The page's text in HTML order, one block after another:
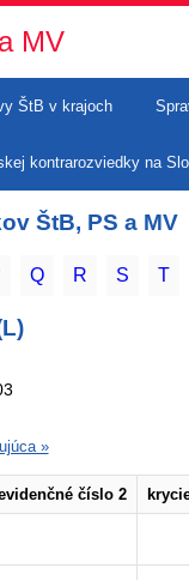
MV
ŠtB v krajoch
kontrarozviedky na
ŠtB, PS a MV
Q R S T
»
číslo 2